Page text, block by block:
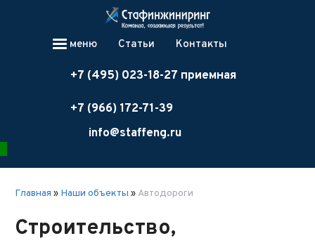
меню Статьи Контакты
+7 (495) 023-18-27 приемная
+7 (966) 172-71-39
info@staffeng.ru
Главная » Наши объекты » Автодороги
Строительство,